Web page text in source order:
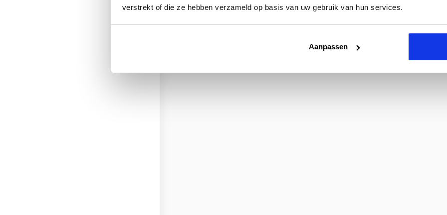
verstrekt of die ze hebben verzameld op basis van uw gebruik van hun services.
Aanpassen